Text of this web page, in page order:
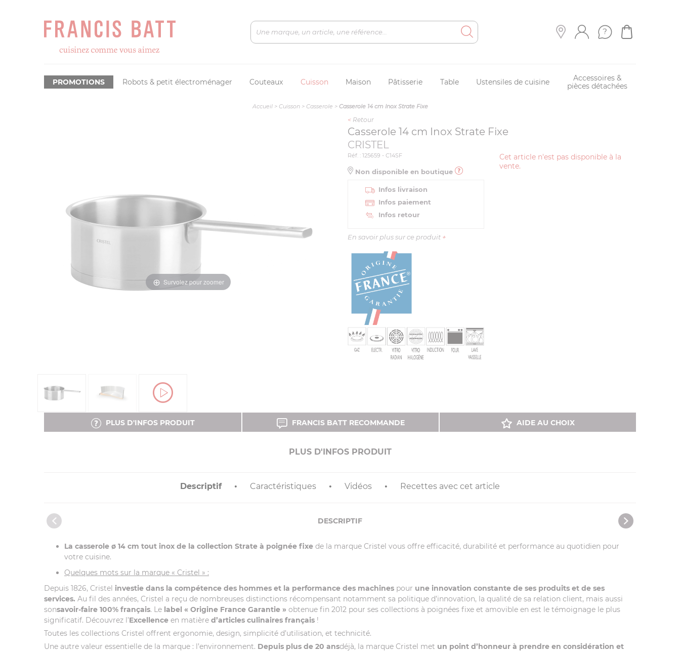
Robots & petit électroménager Couteaux Cuisson Maison Pâtisserie Table Ustensiles de cuisine
Accessoires &
pièces détachées
PROMOTIONS
Accueil> Cuisson> Casserole > Casserole 14 cm Inox Strate Fixe
Survolez pour zoomer
< Retour
Casserole 14 cm Inox Strate Fixe
CRISTEL
Cet article n'est pas disponible à la
vente.
Réf. : 125659 - C14SF
Non disponible en boutique
Infos livraison
Infos paiement
Infos retour
En savoir plus sur ce produit +
PLUS D'INFOS PRODUIT FRANCIS BATT RECOMMANDE AIDE AU CHOIX
PLUS D'INFOS PRODUIT
Descriptif Caractéristiques Vidéos Recettes avec cet article
DESCRIPTIF
La casserole ø 14 cm tout inox de la collection Strate à poignée fixe de la marque Cristel vous offre efficacité, durabilité et performance au quotidien pour
votre cuisine.
Quelques mots sur la marque « Cristel » :
Depuis 1826, Cristel investie dans la compétence des hommes et la performance des machines pour une innovation constante de ses produits et de ses
services. Au fil des années, Cristel a reçu de nombreuses distinctions récompensant notamment sa politique d’innovation, la qualité de sa relation client, mais aussi
sonsavoir-faire 100% français. Le label « Origine France Garantie » obtenue fin 2012 pour ses collections à poignées fixe et amovible en est le témoignage le plus
significatif. Découvrez l’Excellence en matière d’articles culinaires français !
Toutes les collections Cristel offrent ergonomie, design, simplicité d’utilisation, et technicité.
Une autre valeur essentielle de la marque : l’environnement. Depuis plus de 20 ansdéjà, la marque Cristel met un point d’honneur à prendre en considération et